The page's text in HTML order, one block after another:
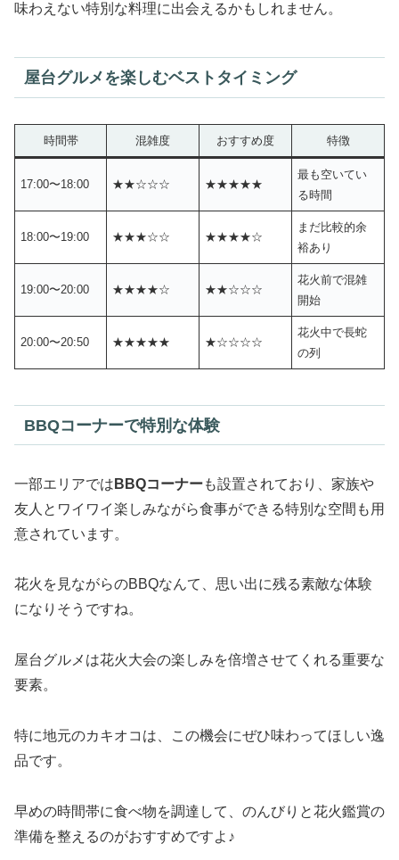
味わえない特別な料理に出会えるかもしれません。
屋台グルメを楽しむベストタイミング
時間帯 混雑度 おすすめ度 特徴
17:00〜18:00 ★★☆☆☆ ★★★★★
最も空いてい
る時間
18:00〜19:00 ★★★☆☆ ★★★★☆
まだ比較的余
裕あり
19:00〜20:00 ★★★★☆ ★★☆☆☆
花火前で混雑
開始
20:00〜20:50 ★★★★★ ★☆☆☆☆
花火中で長蛇
の列
BBQコーナーで特別な体験
一部エリアでは BBQコーナーも設置されており、家族や
友人とワイワイ楽しみながら食事ができる特別な空間も用
意されています。
花火を見ながらのBBQなんて、思い出に残る素敵な体験
になりそうですね。
屋台グルメは花火大会の楽しみを倍増させてくれる重要な
要素。
特に地元のカキオコは、この機会にぜひ味わってほしい逸
品です。
早めの時間帯に食べ物を調達して、のんびりと花火鑑賞の
準備を整えるのがおすすめですよ♪